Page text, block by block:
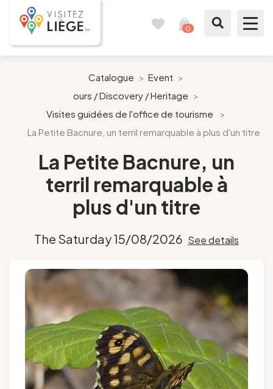
0
Like a citizen of Liège
Prepare my stay
Our suggestions
Agenda
Follow us
Groups and tour operators
Catalogue > Event >
ours / Discovery / Heritage >
Visites guidées de l'office de tourisme
>
La Petite Bacnure, un terril remarquable à plus d'un titre
La Petite Bacnure, un
terril remarquable à
plus d'un titre
The Saturday 15/08/2026 See details